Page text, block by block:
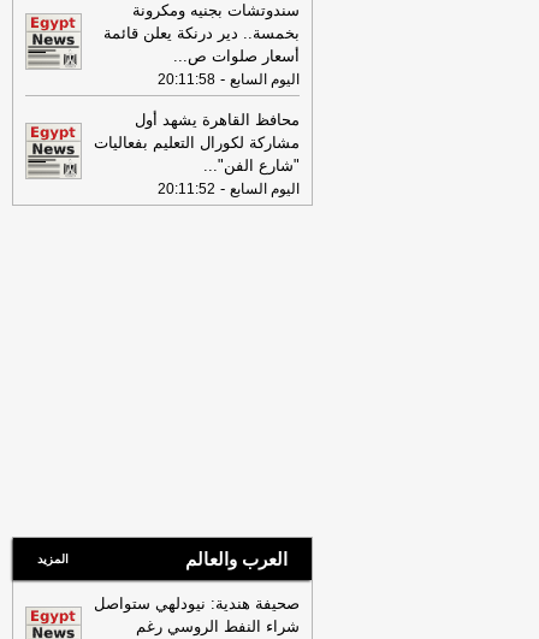
تفاصيل حملة الصحف القومية لمواجهة
مخاطر السوشيال ميديا- موقع مصراوي
16:46
وزير الخزانة الأميركي: لن نسمح
لإيران اتخاذ التجارة العالمية رهينة أو
استخدام الشحن الدولي لتمويل الحرس
الثوري - لبنانون 24
09:31
عناوين الصحف المصرية ليوم
الأربعاء 29-07-2026
-
سندوتشات بجنيه ومكرونة
بخمسة.. دير درنكة يعلن قائمة
أسعار صلوات ص...
اليوم السابع -
20:11:58
محافظ القاهرة يشهد أول
مشاركة لكورال التعليم بفعاليات
"شارع الفن"...
اليوم السابع -
20:11:52
العرب والعالم المزيد
صحيفة هندية: نيودلهي ستواصل
شراء النفط الروسي رغم